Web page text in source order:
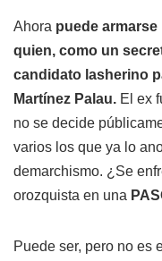
Ahora puede
quien, como un
candidato lasherino
Martínez Palau. El ex
no se decide
varios los que ya lo
demarchismo. ¿Se
orozquista en una
Puede ser, pero no es